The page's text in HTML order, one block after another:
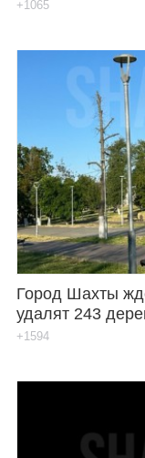
+1065
Город Шахты
удалят 243
+1594